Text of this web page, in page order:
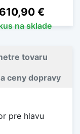
Cena
610,90 €
na sklade
tovaru
ceny dopravy
pre hlavu